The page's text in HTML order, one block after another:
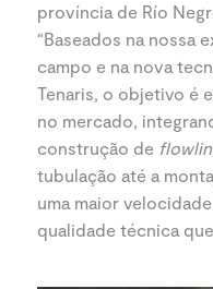
província de Río
“Baseados na nossa
campo e na nova
Tenaris, o objetivo é
no mercado,
construção de
tubulação até a
uma maior
qualidade técnica